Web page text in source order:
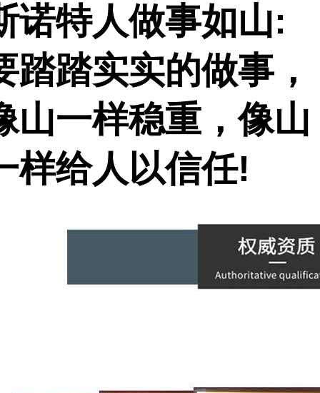
诺特人做事如山:
踏踏实实的做事，
山一样稳重，像山
样给人以信任!